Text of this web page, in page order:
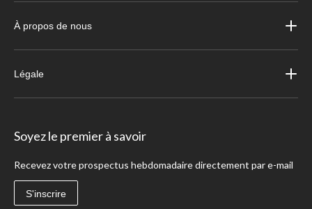
À propos de nous
Légale
Soyez le premier à savoir
Recevez votre prospectus hebdomadaire directement par e-mail
S'inscrire